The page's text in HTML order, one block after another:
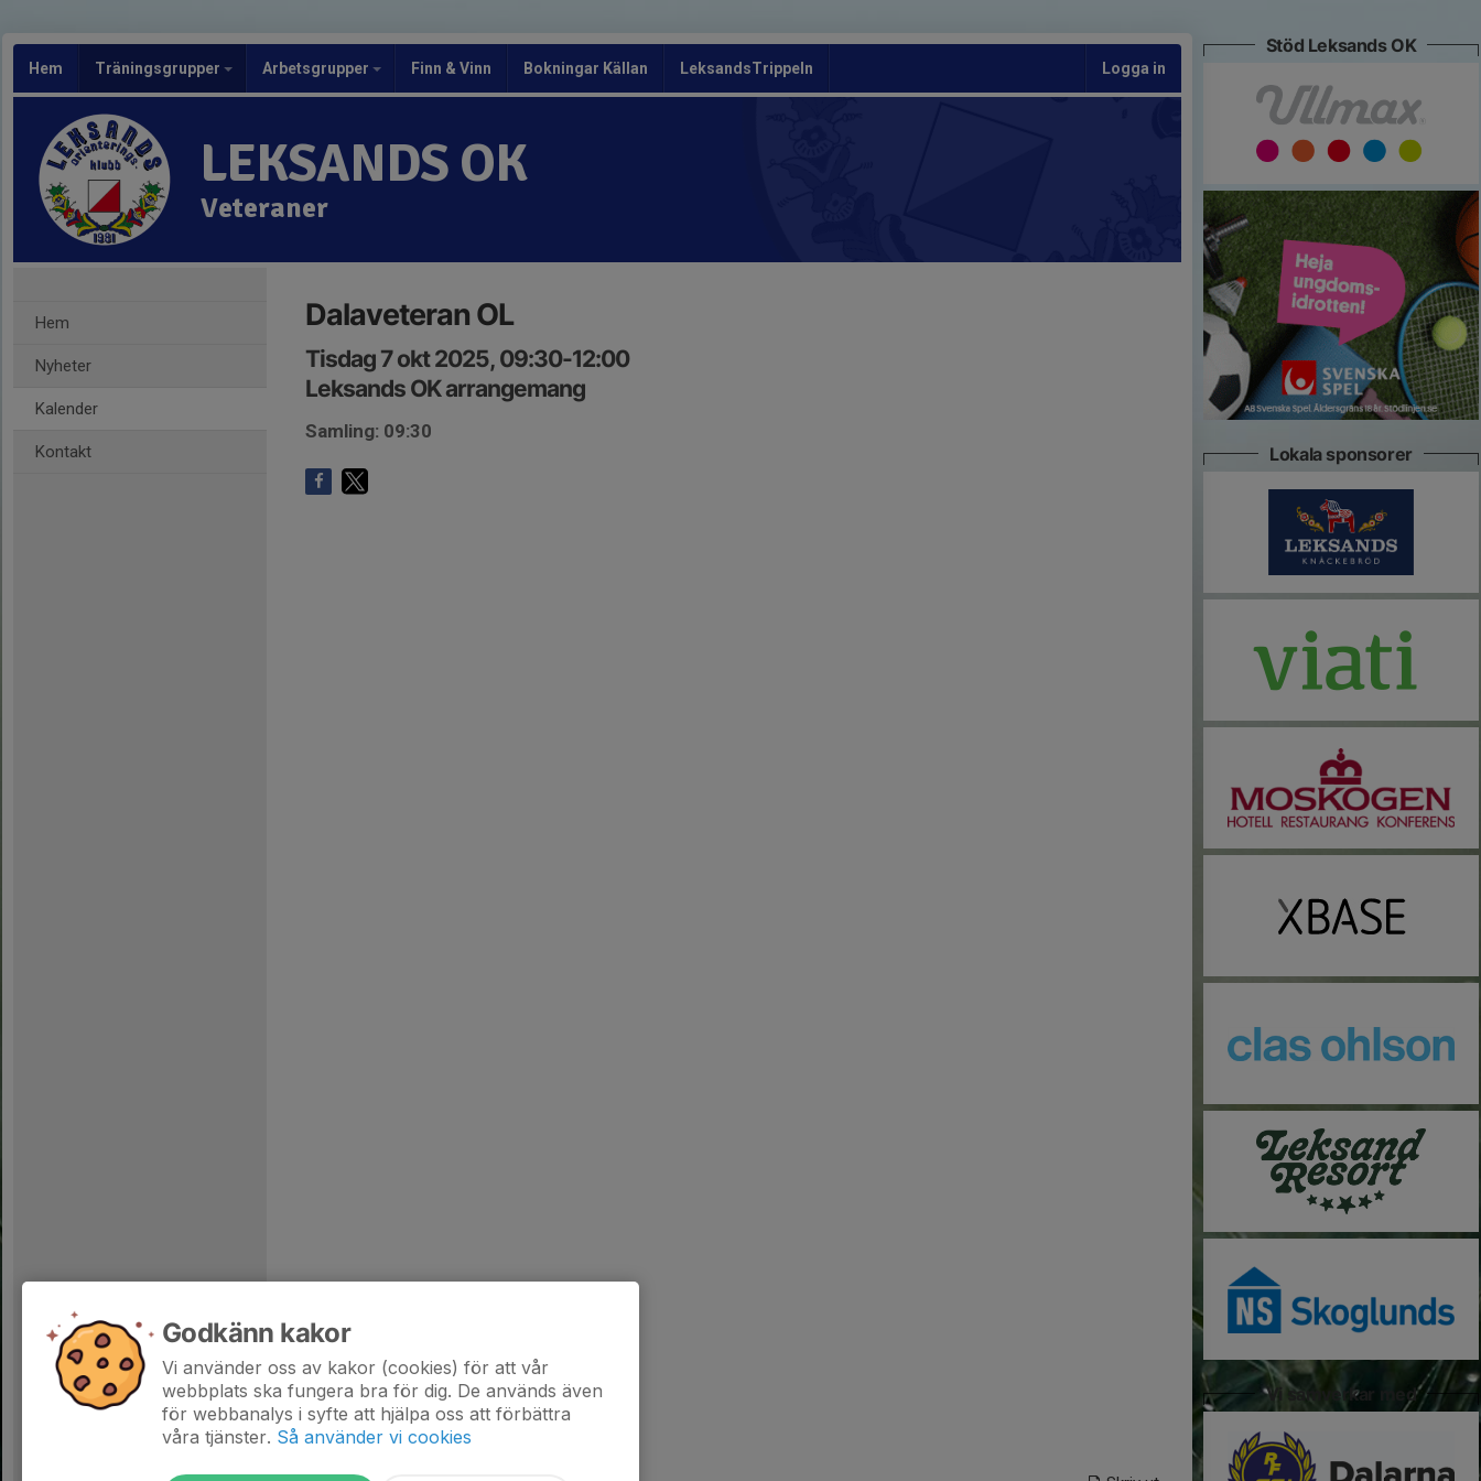
Hem Träningsgrupper Arbetsgrupper Finn & Vinn Bokningar Källan LeksandsTrippeln Logga in
LEKSANDS OK
Veteraner
Hem
Nyheter
Kalender
Kontakt
Dalaveteran OL
Tisdag 7 okt 2025, 09:30-12:00
Leksands OK arrangemang
Samling: 09:30
Stöd Leksands OK
Lokala sponsorer
Vi samverkar med
Godkänn kakor
Vi använder oss av kakor (cookies) för att vår
webbplats ska fungera bra för dig. De används även
för webbanalys i syfte att hjälpa oss att förbättra
våra tjänster. Så använder vi cookies